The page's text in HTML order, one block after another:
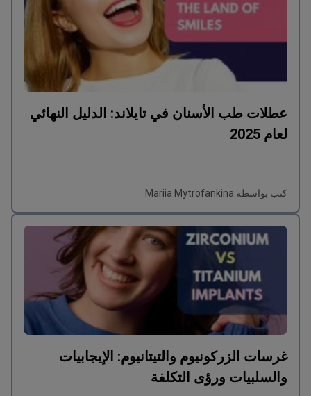
عطلات طب الأسنان في تايلاند: الدليل النهائي
لعام 2025
كتب بواسطة Mariia Mytrofankina
غرسات الزركونيوم والتيتانيوم: الإيجابيات
والسلبيات ورؤى التكلفة